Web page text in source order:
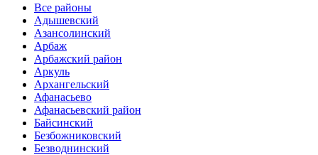
Все районы
Адышевский
Азансолинский
Арбаж
Арбажский район
Аркуль
Архангельский
Афанасьево
Афанасьевский район
Байсинский
Безбожниковский
Безводнинский